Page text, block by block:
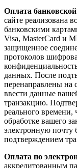
Оплата банковской
сайте реализована
банковскими
Visa, MasterCard и
защищенное
протоколов
данных. После
перенаправлены на
ввести данные
транзакцию.
реального времени,
обработке вашего
электронную почту
подтверждением
Оплата по
аккредитованным